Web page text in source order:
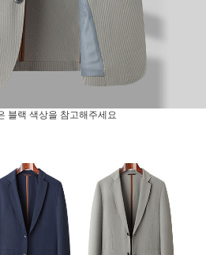
블랙 색상을 참고해주세요